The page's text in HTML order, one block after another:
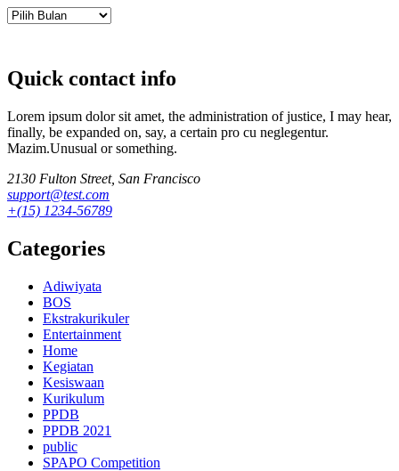
Archives
Quick contact info
Lorem ipsum dolor sit amet, the administration of justice, I may hear,
finally, be expanded on, say, a certain pro cu neglegentur.
Mazim.Unusual or something.
2130 Fulton Street, San Francisco
support@test.com
+(15) 1234-56789
Categories
Adiwiyata
BOS
Ekstrakurikuler
Entertainment
Home
Kegiatan
Kesiswaan
Kurikulum
PPDB
PPDB 2021
public
SPAPO Competition